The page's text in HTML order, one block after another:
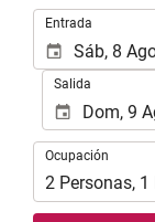
Entrada
Salida
Ocupación
Ocupación
2 Personas, 1